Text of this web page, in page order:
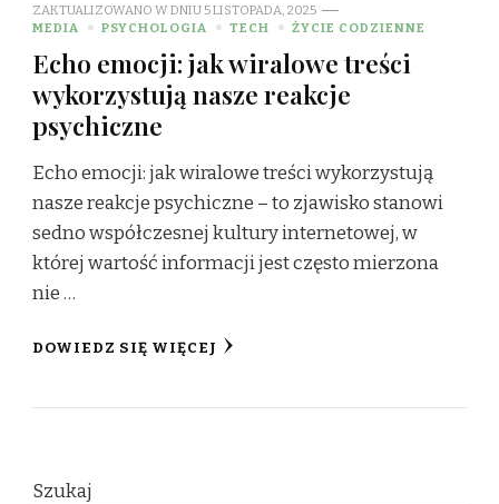
ZAKTUALIZOWANO W DNIU 5 LISTOPADA, 2025
MEDIA
PSYCHOLOGIA TECH ŻYCIE CODZIENNE
Echo emocji: jak wiralowe treści
wykorzystują nasze reakcje
psychiczne
Echo emocji: jak wiralowe treści wykorzystują
nasze reakcje psychiczne – to zjawisko stanowi
sedno współczesnej kultury internetowej, w
której wartość informacji jest często mierzona
nie …
DOWIEDZ SIĘ WIĘCEJ
Szukaj